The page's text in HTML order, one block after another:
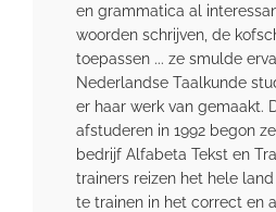
en grammatica al
woorden schrijven, de
toepassen ... ze smulde
Nederlandse Taalkunde
er haar werk van gemaakt.
afstuderen in 1992 begon
bedrijf Alfabeta Tekst en
trainers reizen het hele
te trainen in het correct en